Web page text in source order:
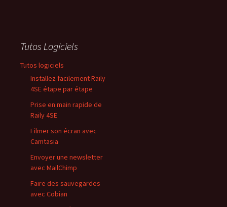
Tutos Logiciels
Tutos logiciels
Installez facilement Raily
4SE étape par étape
Prise en main rapide de
Raily 4SE
Filmer son écran avec
Camtasia
Envoyer une newsletter
avec MailChimp
Faire des sauvegardes
avec Cobian